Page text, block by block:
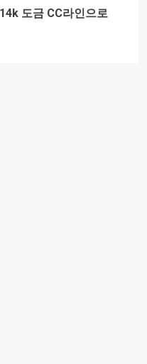
도금 CC라인으로